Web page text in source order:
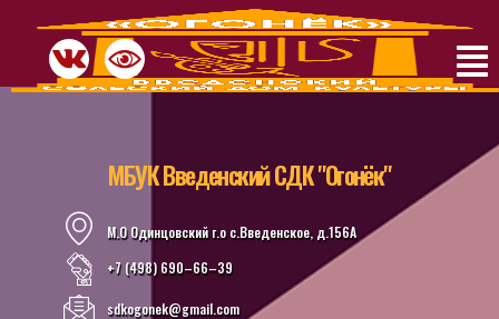
МБУК Введенский СДК "Огонёк"
М.О Одинцовский г.о с.Введенское, д.156А
+7 (498) 690–66–39
sdkogonek@gmail.com